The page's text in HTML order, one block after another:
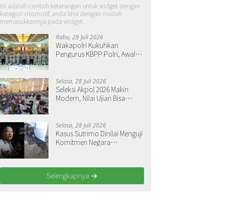
Ini adalah contoh keterangan untuk widget dengan
kategori otomotif, anda bisa dengan mudah
memasukkannya pada widget.
Rabu, 29 Juli 2026
Wakapolri Kukuhkan
Pengurus KBPP Polri, Awali
Selasa, 28 Juli 2026
Seleksi Akpol 2026 Makin
Modern, Nilai Ujian Bisa
Selasa, 28 Juli 2026
Kasus Sutrimo Dinilai Menguji
Komitmen Negara
Selengkapnya